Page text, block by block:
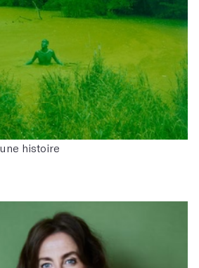
histoire